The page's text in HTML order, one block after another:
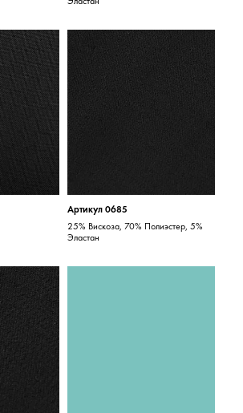
Артикул 0685
25% Вискоза, 70% Полиэстер, 5%
Эластан